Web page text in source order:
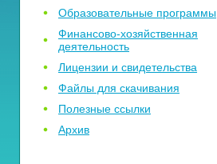
Образовательные программы
Финансово-хозяйственная
деятельность
Лицензии и свидетельства
Файлы для скачивания
Полезные ссылки
Архив